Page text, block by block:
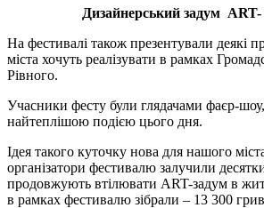
Дизайнерський задум ART-
На фестивалі також презентували деякі
міста хочуть реалізувати в рамках
Рівного.
Учасники фесту були глядачами фаєр-
найтеплішою подією цього дня.
Ідея такого куточку нова для нашого
організатори фестивалю залучили
продовжують втілювати ART-задум в
в рамках фестивалю зібрали – 13 300